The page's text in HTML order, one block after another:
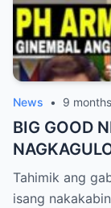
News • 9
BIG GOOD
BOTO
PRESIDENT?
Tahimik ang
isang